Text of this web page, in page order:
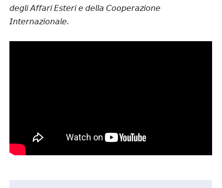
𝘥𝘦𝘨𝘭𝘪 𝘈𝘧𝘧𝘢𝘳𝘪 𝘌𝘴𝘵𝘦𝘳𝘪 𝘦 𝘥𝘦𝘭𝘭𝘢 𝘊𝘰𝘰𝘱𝘦𝘳𝘢𝘻𝘪𝘰𝘯𝘦
𝘐𝘯𝘵𝘦𝘳𝘯𝘢𝘻𝘪𝘰𝘯𝘢𝘭𝘦.